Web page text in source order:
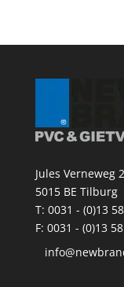
Jules Verneweg
5015 BE Tilburg
T: 0031 - (0)13
F: 0031 - (0)13